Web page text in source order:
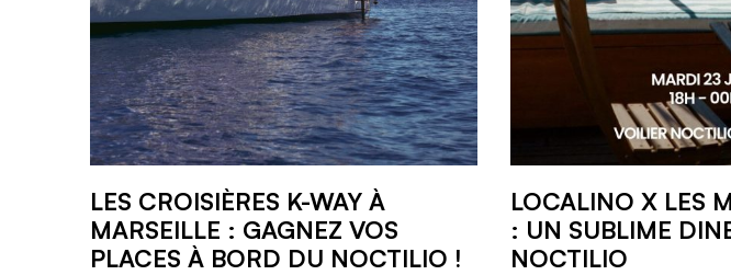
LES CROISIÈRES K-WAY À
MARSEILLE : GAGNEZ VOS
PLACES À BORD DU NOCTILIO !
LOCALINO X LES
: UN SUBLIME
NOCTILIO